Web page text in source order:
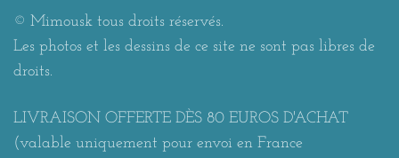
© Mimousk tous droits réservés.
Les photos et les dessins de ce site ne sont pas libres de
droits.
LIVRAISON OFFERTE DÈS 80 EUROS D'ACHAT
(valable uniquement pour envoi en France